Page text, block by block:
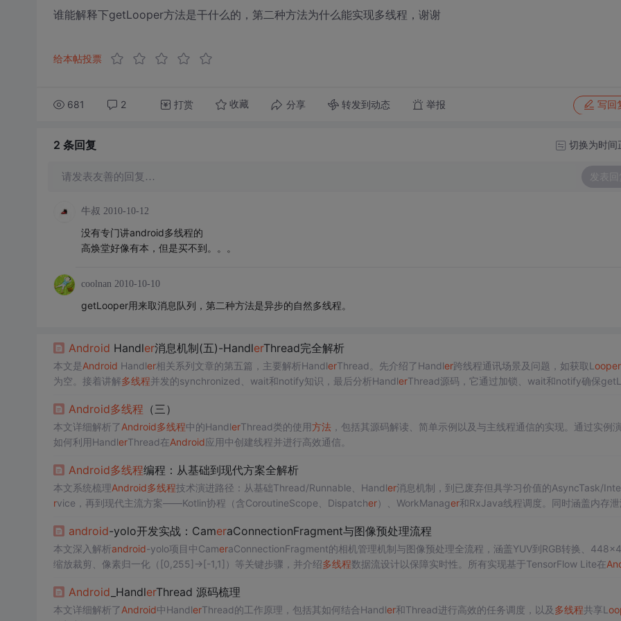
谁能解释下getLooper方法是干什么的，第二种方法为什么能实现多线程，谢谢
给本帖投票
681 2 打赏 收藏 分享 转发到动态 举报 写回
2 条回复 切换为时间
请发表友善的回复… 发表回
牛叔 2010-10-12
没有专门讲android多线程的
高焕堂好像有本，但是买不到。。。
coolnan 2010-10-10
getLooper用来取消息队列，第二种方法是异步的自然多线程。
Android Handler消息机制(五)-HandlerThread完全解析
本文是Android Handler相关系列文章的第五篇，主要解析HandlerThread。先介绍了Handler跨线程通讯场景及问题，如获取L ooper
为空。接着讲解多线程并发的synchronized、wait和notify知识，最后分析HandlerThread源码，它通过加锁、wait和notify确保getL
Android多线程 （三）
本文详细解析了Android多线程中的HandlerThread类的使用方法，包括其源码解读、简单示例以及与主线程通信的实现。通过实例
如何利用HandlerThread在Android应用中创建线程并进行高效通信。
Android多线程编程：从基础到现代方案全解析
本文系统梳理Android多线程技术演进路径：从基础Thread/Runnable、Handler消息机制，到已废弃但具学习价值的AsyncTask/
rvice，再到现代主流方案——Kotlin协程（含CoroutineScope、Dispatcher）、WorkManager和RxJava线程调度。同时涵盖内存泄
android-yolo开发实战：CameraConnectionFragment与图像预处理流程
本文深入解析android-yolo项目中CameraConnectionFragment的相机管理机制与图像预处理全流程，涵盖YUV到RGB转换、
缩放裁剪、像素归一化（[0,255]→[-1,1]）等关键步骤，并介绍多线程数据流设计以保障实时性。所有实现基于TensorFlow Lite在
Android _HandlerThread 源码梳理
本文详细解析了Android中HandlerThread的工作原理，包括其如何结合Handler和Thread进行高效的任务调度，以及 多线程共享L